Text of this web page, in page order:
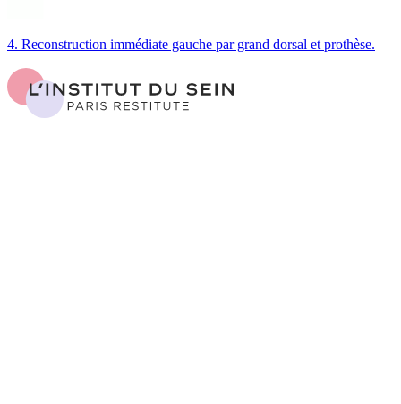
4. Reconstruction immédiate gauche par grand dorsal et prothèse.